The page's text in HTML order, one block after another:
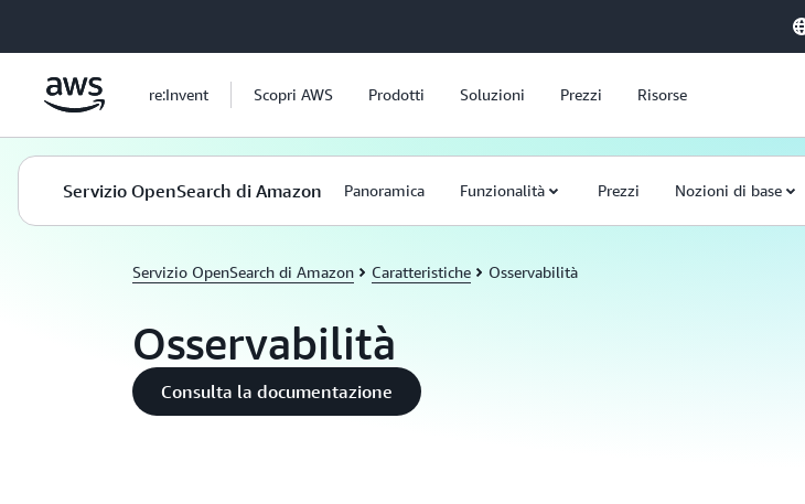
re:Invent Scopri AWS Prodotti Soluzioni Prezzi Risorse
Servizio OpenSearch di Amazon Panoramica Funzionalità Prezzi Nozioni di base
Servizio OpenSearch di Amazon Caratteristiche Osservabilità
Osservabilità
Consulta la documentazione